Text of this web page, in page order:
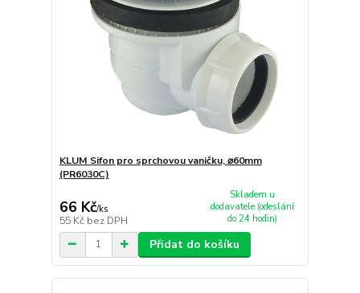
KLUM Sifon pro sprchovou vaničku, ⌀60mm
(PR6030C)
66 Kč/ks
55 Kč bez DPH
Skladem u
dodavatele (odeslání
do 24 hodin)
Přidat do košíku